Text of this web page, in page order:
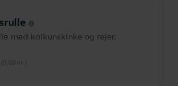
med kalkunskinke og rejer.
kr.)